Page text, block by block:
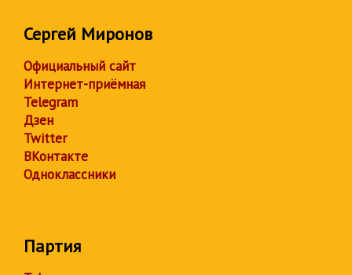
Сергей Миронов
Официальный сайт
Интернет-приёмная
Telegram
Дзен
Twitter
ВКонтакте
Одноклассники
Партия